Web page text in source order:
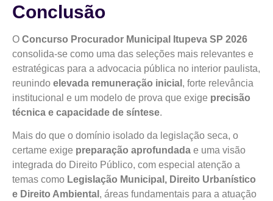
Conclusão
O Concurso Procurador Municipal Itupeva SP 2026
consolida-se como uma das seleções mais relevantes e
estratégicas para a advocacia pública no interior paulista,
reunindo elevada remuneração inicial , forte relevância
institucional e um modelo de prova que exige precisão
técnica e capacidade de síntese.
Mais do que o domínio isolado da legislação seca, o
certame exige preparação aprofundada e uma visão
integrada do Direito Público, com especial atenção a
temas como Legislação Municipal, Direito Urbanístico
e Direito Ambiental , áreas fundamentais para a atuação